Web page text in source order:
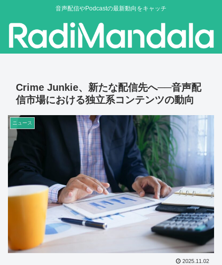
音声配信やPodcastの最新動向をキャッチ
Crime Junkie、新たな配信先へ──音声配
信市場における独立系コンテンツの動向
ニュース
2025.11.02